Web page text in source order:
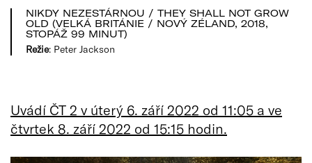
NIKDY NEZESTÁRNOU / THEY SHALL NOT GROW
OLD (VELKÁ BRITÁNIE / NOVÝ ZÉLAND, 2018,
STOPÁŽ 99 MINUT)
Režie: Peter Jackson
Uvádí ČT 2 v úterý 6. září 2022 od 11:05 a ve
čtvrtek 8. září 2022 od 15:15 hodin.